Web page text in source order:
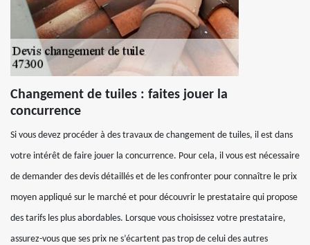
Changement de tuiles : faites jouer la
concurrence
Si vous devez procéder à des travaux de changement de tuiles, il est dans
votre intérêt de faire jouer la concurrence. Pour cela, il vous est nécessaire
de demander des devis détaillés et de les confronter pour connaître le prix
moyen appliqué sur le marché et pour découvrir le prestataire qui propose
des tarifs les plus abordables. Lorsque vous choisissez votre prestataire,
assurez-vous que ses prix ne s’écartent pas trop de celui des autres